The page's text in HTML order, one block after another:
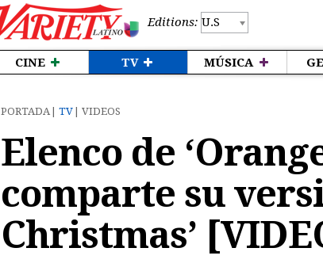
Editions:
CINE TV MÚSICA
PORTADA TV VIDEOS
Elenco de
comparte su
Christmas’